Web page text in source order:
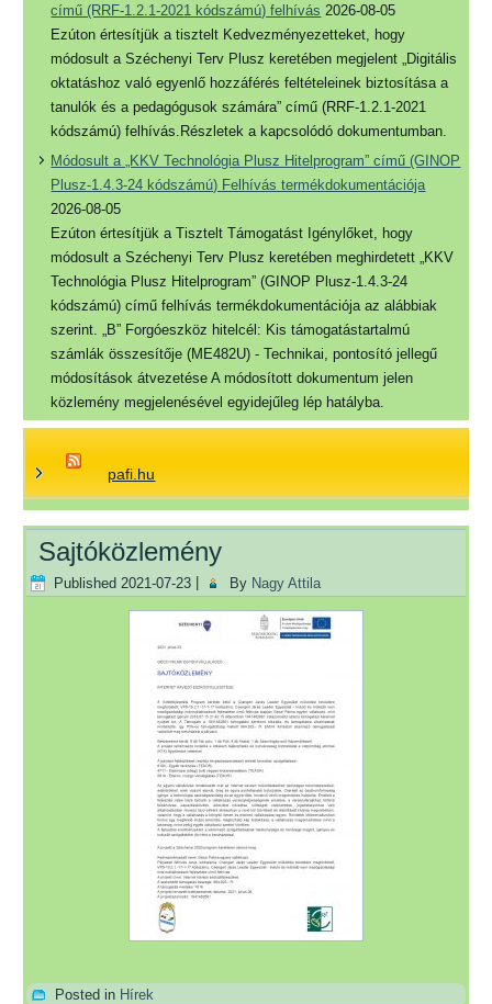
című (RRF-1.2.1-2021 kódszámú) felhívás 2026-08-05
Ezúton értesítjük a tisztelt Kedvezményezetteket, hogy
módosult a Széchenyi Terv Plusz keretében megjelent „Digitális
oktatáshoz való egyenlő hozzáférés feltételeinek biztosítása a
tanulók és a pedagógusok számára” című (RRF-1.2.1-2021
kódszámú) felhívás.Részletek a kapcsolódó dokumentumban.
Módosult a „KKV Technológia Plusz Hitelprogram” című (GINOP
Plusz-1.4.3-24 kódszámú) Felhívás termékdokumentációja
2026-08-05
Ezúton értesítjük a Tisztelt Támogatást Igénylőket, hogy
módosult a Széchenyi Terv Plusz keretében meghirdetett „KKV
Technológia Plusz Hitelprogram” (GINOP Plusz-1.4.3-24
kódszámú) című felhívás termékdokumentációja az alábbiak
szerint. „B” Forgóeszköz hitelcél: Kis támogatástartalmú
számlák összesítője (ME482U) - Technikai, pontosító jellegű
módosítások átvezetése A módosított dokumentum jelen
közlemény megjelenésével egyidejűleg lép hatályba.
pafi.hu
Sajtóközlemény
Published 2021-07-23 By Nagy Attila
Posted in Hírek